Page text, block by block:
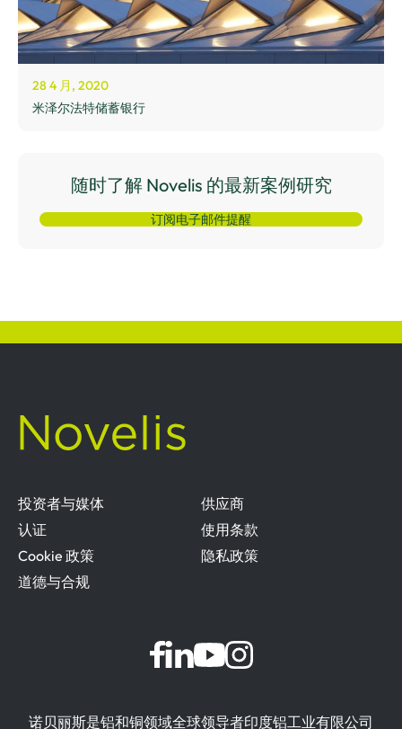
28 4 月, 2020
米泽尔法特储蓄银行
随时了解 Novelis 的最新案例研究
订阅电子邮件提醒
投资者与媒体
供应商
认证
使用条款
Cookie 政策
隐私政策
道德与合规
诺贝丽斯是铝和铜领域全球领导者印度铝工业有限公司